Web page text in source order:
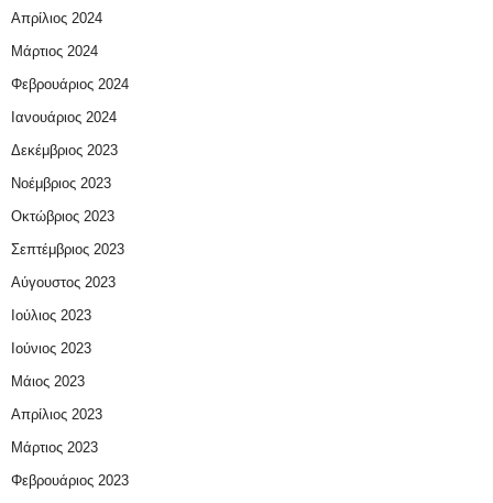
Απρίλιος 2024
Μάρτιος 2024
Φεβρουάριος 2024
Ιανουάριος 2024
Δεκέμβριος 2023
Νοέμβριος 2023
Οκτώβριος 2023
Σεπτέμβριος 2023
Αύγουστος 2023
Ιούλιος 2023
Ιούνιος 2023
Μάιος 2023
Απρίλιος 2023
Μάρτιος 2023
Φεβρουάριος 2023